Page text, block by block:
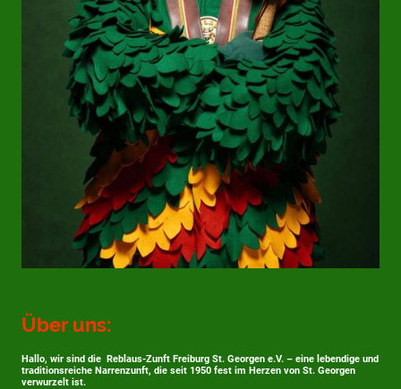
Über uns:
Hallo, wir sind die Reblaus-Zunft Freiburg St. Georgen e.V. – eine lebendige und
traditionsreiche Narrenzunft, die seit 1950 fest im Herzen von St. Georgen
verwurzelt ist.